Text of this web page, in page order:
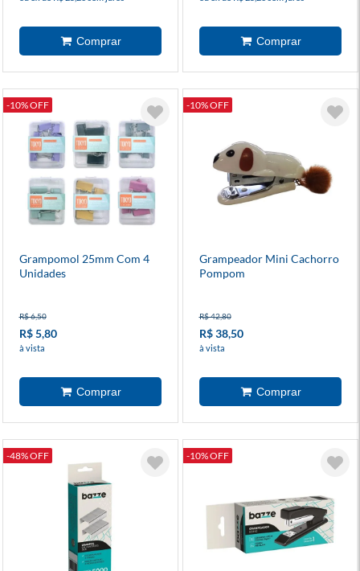
-10% OFF
Grampomol 25mm Com 4
Unidades
R$ 6,50
R$ 5,80
à vista
-10% OFF
Grampeador Mini Cachorro
Pompom
R$ 42,80
R$ 38,50
à vista
-48% OFF -10% OFF